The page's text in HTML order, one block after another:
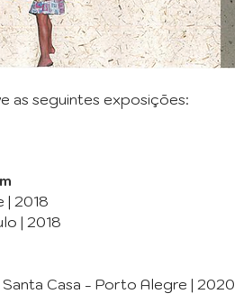
as seguintes exposições:
| 2018
| 2018
Casa - Porto Alegre | 2020